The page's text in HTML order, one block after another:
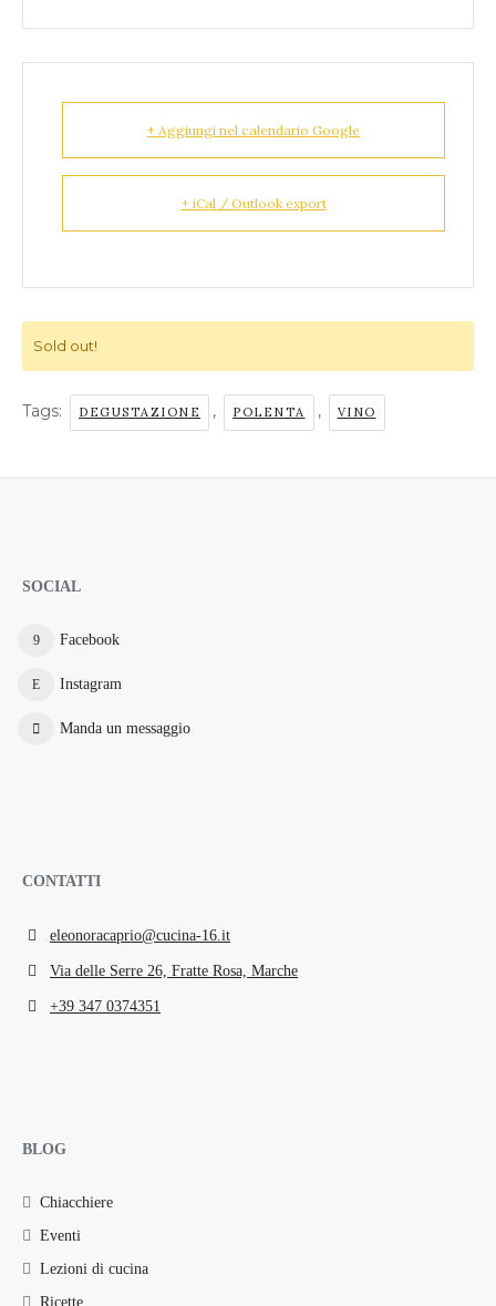
+ Aggiungi nel calendario Google
+ iCal / Outlook export
Sold out!
Tags: DEGUSTAZIONE , POLENTA , VINO
SOCIAL
Facebook
Instagram
Manda un messaggio
CONTATTI
eleonoracaprio@cucina-16.it
Via delle Serre 26, Fratte Rosa, Marche
+39 347 0374351
BLOG
Chiacchiere
Eventi
Lezioni di cucina
Ricette